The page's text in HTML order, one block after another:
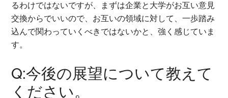
るわけではないですが、まずは企業と大学がお互い意見
交換からでいいので、お互いの領域に対して、一歩踏み
込んで関わっていくべきではないかと、強く感じていま
す。
Q:今後の展望について教えて
ください。